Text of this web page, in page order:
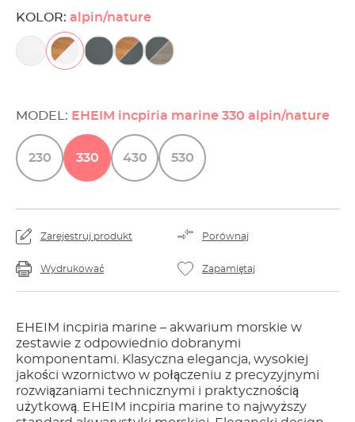
KOLOR: alpin/nature
MODEL: EHEIM incpiria marine 330 alpin/nature
230 330 430 530
Zarejestruj produkt Porównaj
Wydrukować Zapamiętaj
EHEIM incpiria marine – akwarium morskie w
zestawie z odpowiednio dobranymi
komponentami. Klasyczna elegancja, wysokiej
jakości wzornictwo w połączeniu z precyzyjnymi
rozwiązaniami technicznymi i praktycznością
użytkową. EHEIM incpiria marine to najwyższy